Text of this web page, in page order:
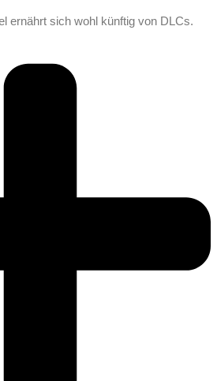
ernährt sich wohl künftig von DLCs.